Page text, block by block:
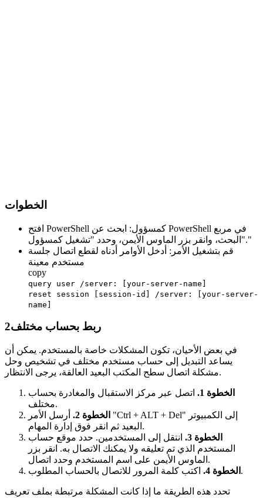
الخطوات
افتح PowerShell كمسؤول: ابحث عن PowerShell في مربع
البحث، وانقر بزر الماوس الأيمن، وحدد "تشغيل كمسؤول"."
قم بتشغيل الأمر: أدخل الأوامر أدناه لقطع اتصال جلسة
مستخدم معينة
copy
query user /server: [your-server-name]
reset session [session-id] /server: [your-server-
name]
2ربط بحساب مختلف
في بعض الأحيان، تكون المشكلات خاصة بالمستخدم. يمكن أن
يساعد التبديل إلى حساب مستخدم مختلف في تشخيص وحل
مشكلة اتصال سطح المكتب البعيد العالقة، يرجى الانتظار.
الخطوة 1.
اتصل عبر مركز الاستقبال والمغادرة بحساب
مختلف.
الخطوة 2.
أرسل الأمر "Ctrl + ALT + Del" إلى الكمبيوتر
البعيد ثم انقر فوق إدارة المهام.
الخطوة 3.
انتقل إلى المستخدمين. حدد موقع حساب
المستخدم الذي تم تعليقه ولا يمكنك الاتصال به. انقر بزر
الماوس الأيمن على اسم المستخدم وحدد اتصال.
الخطوة 4. اكتب كلمة المرور للاتصال بالحساب المطلوب.
تحدد هذه الطريقة ما إذا كانت المشكلة مرتبطة بملف تعريف